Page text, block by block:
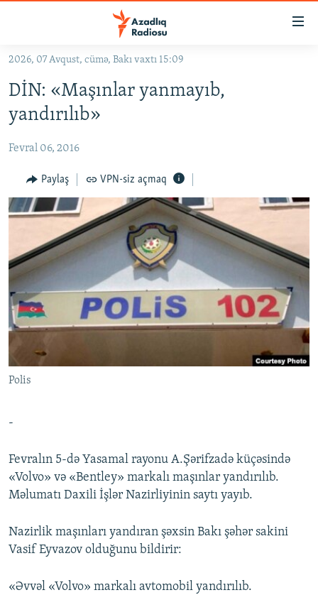
Əsas
qayıt
Əsas
naviqasiyaya
qayıt
KORRUPSIOMETR
#ƏSLINDƏ
FƏRQƏ BAX
QANUNI DOĞRU
ARAŞDIRMA
MULTIMEDIA
VIDEO
FOTOQALEREYA
İNFOQRAFIKA
KARIKATURA
RADIO ARXIV
OXU ZALI
AZƏRBAYCAN ƏDƏBIYYATI KITABXANASI
İSLAM VƏ DEMOKRATIYA
İZ - MƏDƏNIYYƏT PROQRAMI
HAQQIMIZDA
MISSIYAMIZ
PEŞƏ ETIKASI VƏ JURNALISTIKA STANDARTLARIMIZ
MATERIALLARIMIZDAN ISTIFADƏ
XƏBƏR BÜLLETENLƏRIMIZ
BIZI IZLƏ
2026, 07 Avqust, cümə, Bakı vaxtı 15:09
DİN: «Maşınlar yanmayıb,
yandırılıb»
Fevral 06, 2016
Paylaş VPN-siz açmaq
Polis
-
Fevralın 5-də Yasamal rayonu A.Şərifzadə küçəsində
«Volvo» və «Bentley» markalı maşınlar yandırılıb.
Məlumatı Daxili İşlər Nazirliyinin saytı yayıb.
Nazirlik maşınları yandıran şəxsin Bakı şəhər sakini
Vasif Eyvazov olduğunu bildirir:
«Əvvəl «Volvo» markalı avtomobil yandırılıb.